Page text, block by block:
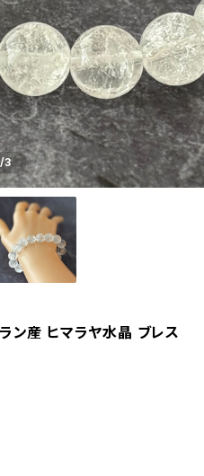
/3
ン産 ヒマラヤ水晶 ブレス